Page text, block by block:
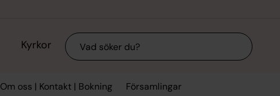
Kyrkor Sök
Om oss | Kontakt | Bokning Församlingar